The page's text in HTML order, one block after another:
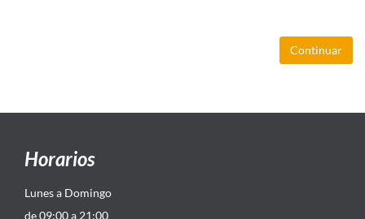
Continuar
Horarios
Lunes a Domingo
de 09:00 a 21:00